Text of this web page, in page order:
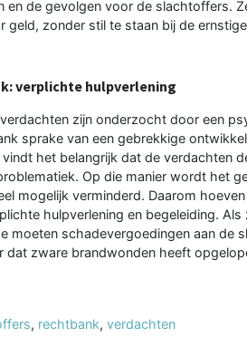
en de gevolgen voor de slachtoffers.
geld, zonder stil te staan bij de
verplichte hulpverlening
zijn onderzocht door een
sprake van een gebrekkige
het belangrijk dat de verdachten
Op die manier wordt het
mogelijk verminderd. Daarom
hulpverlening en begeleiding.
moeten schadevergoedingen aan de
dat zware brandwonden heeft
, rechtbank, verdachten